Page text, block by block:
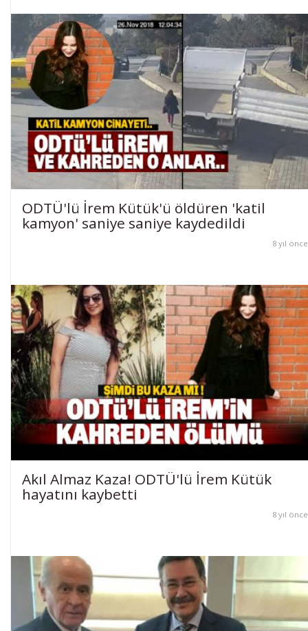
ODTÜ'lü İrem Kütük'ü öldüren 'katil
kamyon' saniye saniye kaydedildi
8 yıl önce
Akıl Almaz Kaza! ODTÜ'lü İrem Kütük
hayatını kaybetti
8 yıl önce